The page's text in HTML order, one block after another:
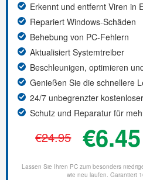
Erkennt und entfernt Viren in
Repariert Windows-Schäden
Behebung von PC-Fehlern
Aktualisiert Systemtreiber
Beschleunigen, optimieren
Genießen Sie die schnellere
24/7 unbegrenzter
Schutz und Reparatur für
€24.95 €6.45
Lassen Sie Ihren PC zum besonders
wie neu laufen. Garantiert